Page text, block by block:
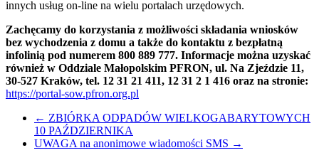
innych usług on-line na wielu portalach urzędowych.
Zachęcamy do korzystania z możliwości składania wniosków
bez wychodzenia z domu a także do kontaktu z bezpłatną
infolinią pod numerem 800 889 777. Informacje można uzyskać
również w Oddziale Małopolskim PFRON, ul. Na Zjeździe 11,
30-527 Kraków, tel. 12 31 21 411, 12 31 2 1 416 oraz na stronie:
https://portal-sow.pfron.org.pl
← ZBIÓRKA ODPADÓW WIELKOGABARYTOWYCH
10 PAŹDZIERNIKA
UWAGA na anonimowe wiadomości SMS →